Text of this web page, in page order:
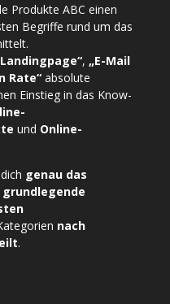
Produkte ABC einen
Begriffe rund um das
, „E-Mail
Rate“absolute
Einstieg in das Know-
und Online-
genau das
grundlegende
nach
.